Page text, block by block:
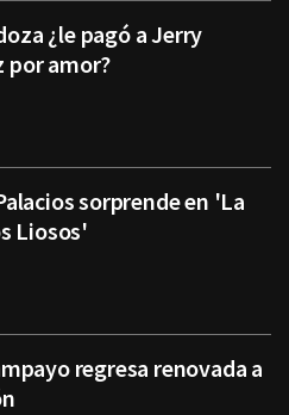
¿le pagó a Jerry
por amor?
sorprende en 'La
Liosos'
regresa renovada a